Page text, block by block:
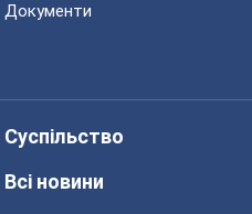
Документи
Суспільство
Всі новини